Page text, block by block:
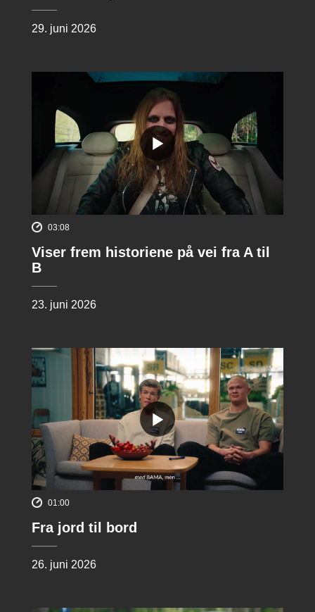
29. juni 2026
03:08
Viser frem historiene på vei fra A til
B
23. juni 2026
01:00
Fra jord til bord
26. juni 2026